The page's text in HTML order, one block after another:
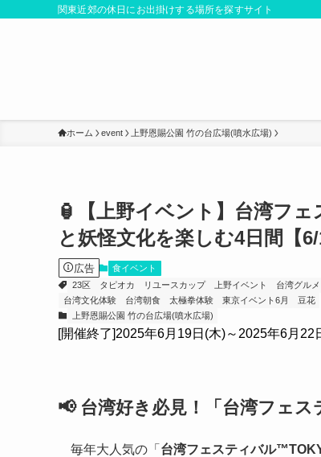
関東近郊の休日にお出掛けする場所を探すサイト
ホーム event 上野恩賜公園 竹の台広場(噴水広場)
🏮【上野イベント】台湾フ
と妖怪文化を楽しむ4日間【6/
広告
食イベント
23区
タピオカ リユースカップ 上野イベント 台湾グルメ
台湾文化体験
台湾朝食 太極拳体験 東京イベント6月
豆花
上野恩賜公園 竹の台広場(噴水広場)
[開催終了]2025年6月19日(木)～2025年6月22
📢 台湾好き必見！「台湾フェ
毎年大人気の「 台湾フェスティバル